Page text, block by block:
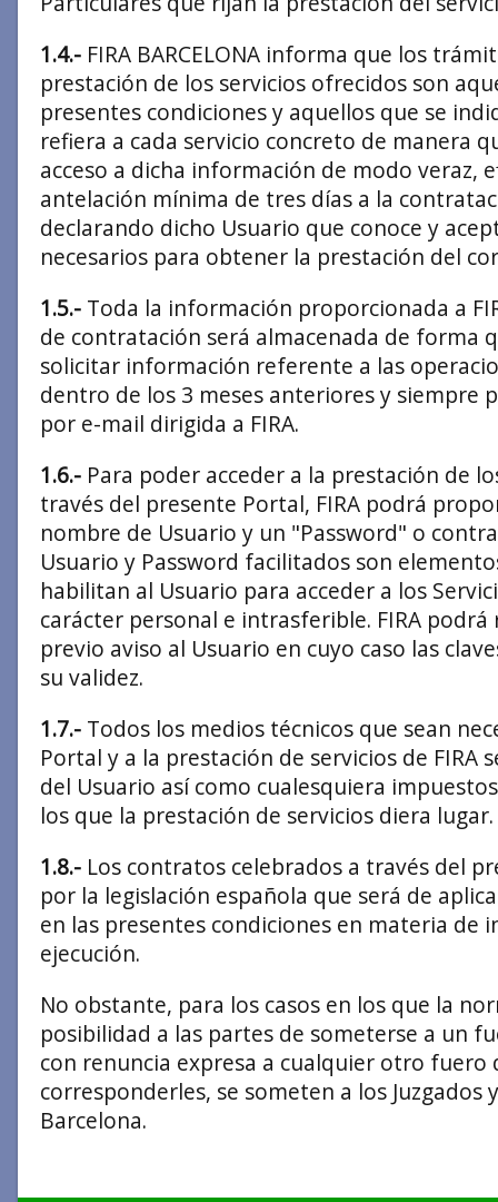
1.4.- FIRA BARCELONA informa que los
prestación de los servicios ofrecidos son
presentes condiciones y aquellos que se
refiera a cada servicio concreto de manera
acceso a dicha información de modo veraz,
antelación mínima de tres días a la
declarando dicho Usuario que conoce y
necesarios para obtener la prestación del
1.5.- Toda la información proporcionada a
de contratación será almacenada de forma
solicitar información referente a las
dentro de los 3 meses anteriores y siempre
por e-mail dirigida a FIRA.
1.6.- Para poder acceder a la prestación de
través del presente Portal, FIRA podrá
nombre de Usuario y un "Password" o
Usuario y Password facilitados son
habilitan al Usuario para acceder a los
carácter personal e intrasferible. FIRA
previo aviso al Usuario en cuyo caso las
su validez.
1.7.- Todos los medios técnicos que sean
Portal y a la prestación de servicios de FIRA
del Usuario así como cualesquiera
los que la prestación de servicios diera lugar.
1.8.- Los contratos celebrados a través del
por la legislación española que será de
en las presentes condiciones en materia de
ejecución.
No obstante, para los casos en los que la
posibilidad a las partes de someterse a un
con renuncia expresa a cualquier otro fuero
corresponderles, se someten a los Juzgados
Barcelona.